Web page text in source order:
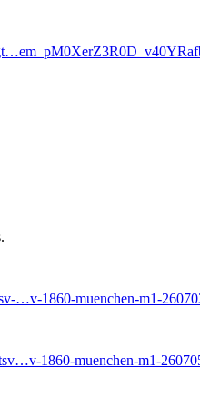
…v-1860-muenchen-m1-
1860-muenchen-m1-